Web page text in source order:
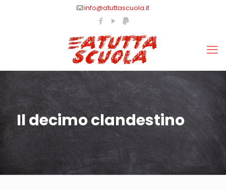
info@atuttascuola.it
Il decimo clandestino